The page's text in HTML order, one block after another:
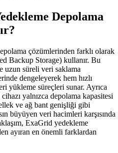
Depolama
çözümlerinden farklı olarak
Backup Storage) kullanır. Bu
uzun süreli veri saklama
dengeleyerek hem hızlı
yükleme süreçleri sunar. Ayrıca
yalnızca depolama kapasitesi
ve ağ bant genişliği gibi
büyüyen veri hacimleri karşısında
ExaGrid yedekleme
ayıran en önemli farklardan